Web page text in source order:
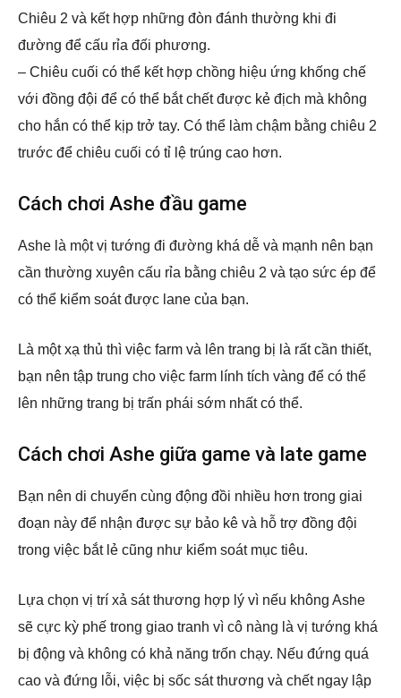
Chiêu 2 và kết hợp những đòn đánh thường khi đi
đường để cấu rỉa đối phương.
– Chiêu cuối có thể kết hợp chồng hiệu ứng khống chế
với đồng đội để có thể bắt chết được kẻ địch mà không
cho hắn có thể kịp trở tay. Có thể làm chậm bằng chiêu 2
trước để chiêu cuối có tỉ lệ trúng cao hơn.
Cách chơi Ashe đầu game
Ashe là một vị tướng đi đường khá dễ và mạnh nên bạn
cần thường xuyên cấu rỉa bằng chiêu 2 và tạo sức ép để
có thể kiểm soát được lane của bạn.
Là một xạ thủ thì việc farm và lên trang bị là rất cần thiết,
bạn nên tập trung cho việc farm lính tích vàng để có thể
lên những trang bị trấn phái sớm nhất có thể.
Cách chơi Ashe giữa game và late game
Bạn nên di chuyển cùng động đồi nhiều hơn trong giai
đoạn này để nhận được sự bảo kê và hỗ trợ đồng đội
trong việc bắt lẻ cũng như kiểm soát mục tiêu.
Lựa chọn vị trí xả sát thương hợp lý vì nếu không Ashe
sẽ cực kỳ phế trong giao tranh vì cô nàng là vị tướng khá
bị động và không có khả năng trốn chạy. Nếu đứng quá
cao và đứng lỗi, việc bị sốc sát thương và chết ngay lập